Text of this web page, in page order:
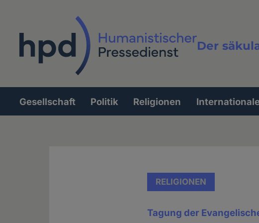
Der
Hauptnavigation
Gesellschaft Politik Religionen
RELIGIONEN
Tagung der